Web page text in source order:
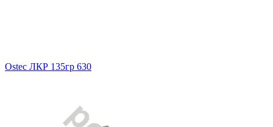
Ostec ЛКР 135гр 630